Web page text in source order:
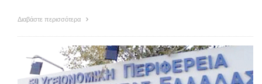
Διαβάστε περισσότερα